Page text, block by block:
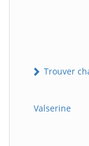
Trouver
Valserine